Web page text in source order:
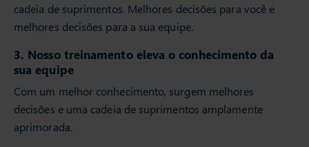
cadeia de suprimentos. Melhores decisões para você e
melhores decisões para a sua equipe.
3. Nosso treinamento eleva o conhecimento da
sua equipe
Com um melhor conhecimento, surgem melhores
decisões e uma cadeia de suprimentos amplamente
aprimorada.